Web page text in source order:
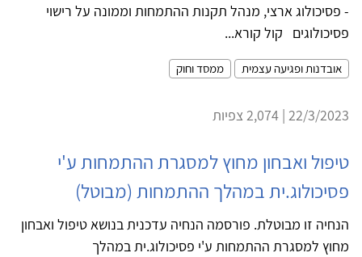
- פסיכולוג ארצי, מנהל תקנות ההתמחות וממונה על רישוי
פסיכולוגים קול קורא...
אובדנות ופגיעה עצמית ממסד וחוק
22/3/2023 | 2,074 צפיות
טיפול ואבחון מחוץ למסגרת ההתמחות ע'י
פסיכולוג.ית במהלך ההתמחות (מבוטל)
הנחיה זו מבוטלת. פורסמה הנחיה עדכנית בנושא טיפול ואבחון
מחוץ למסגרת ההתמחות ע'י פסיכולוג.ית במהלך